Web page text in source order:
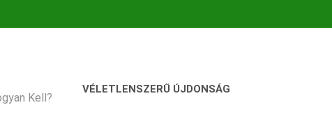
Kell?
VÉLETLENSZERŰ ÚJDONSÁG